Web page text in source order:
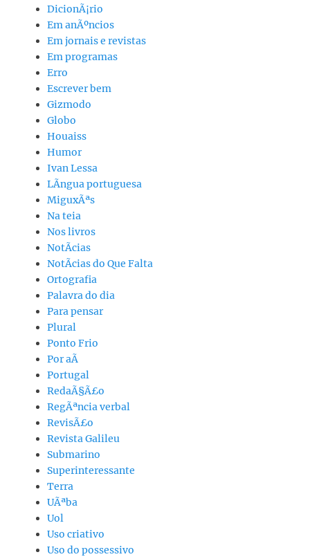
DicionÃ¡rio
Em anÃºncios
Em jornais e revistas
Em programas
Erro
Escrever bem
Gizmodo
Globo
Houaiss
Humor
Ivan Lessa
LÃ­ngua portuguesa
MiguxÃªs
Na teia
Nos livros
NotÃ­cias
NotÃ­cias do Que Falta
Ortografia
Palavra do dia
Para pensar
Plural
Ponto Frio
Por aÃ­
Portugal
RedaÃ§Ã£o
RegÃªncia verbal
RevisÃ£o
Revista Galileu
Submarino
Superinteressante
Terra
UÃªba
Uol
Uso criativo
Uso do possessivo